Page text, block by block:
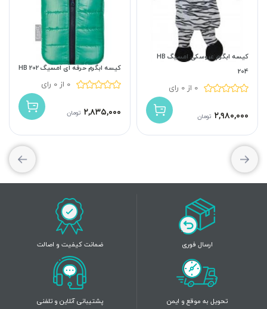
کیسه ابگرم عروسکی امسیگ HB
204
0 از 0 رای
۲,۹۸۰,۰۰۰ تومان
کیسه ابگرم حرفه ای امسیگ HB 202
0 از 0 رای
۲,۸۳۵,۰۰۰ تومان
ارسال فوری ضمانت کیفیت و اصالت
تحویل به موقع و ایمن پشتیبانی آنلاین و تلفنی